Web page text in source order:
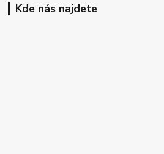
Kde nás najdete